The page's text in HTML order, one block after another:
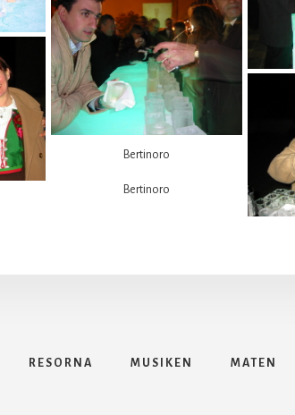
Bertinoro
Bertinoro
RESORNA MUSIKEN MATEN